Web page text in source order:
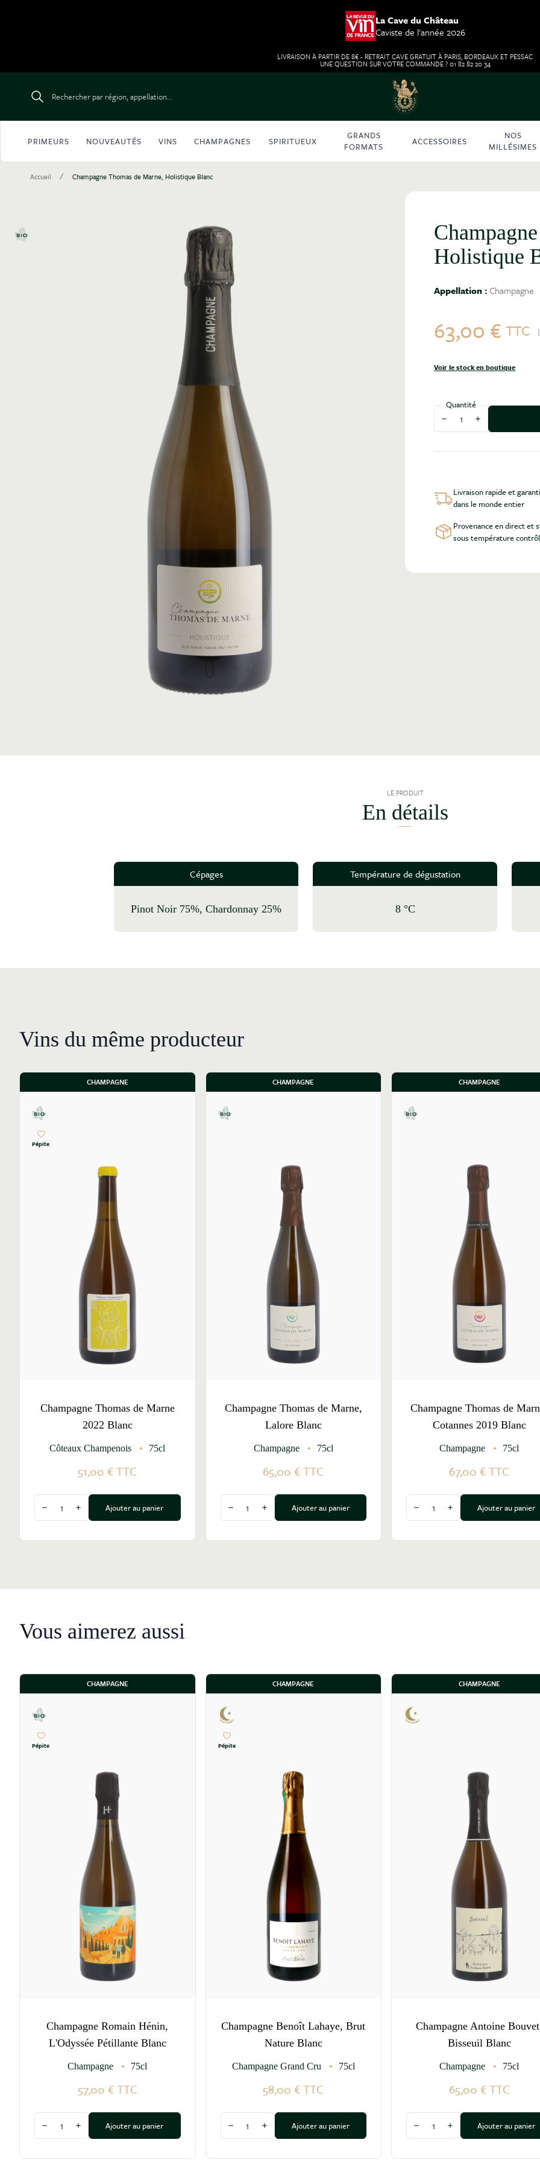
La Cave du Château
Caviste de l'année 2026
LIVRAISON À PARTIR DE 8€ - RETRAIT CAVE GRATUIT À PARIS, BORDEAUX ET PESSAC
UNE QUESTION SUR VOTRE COMMANDE ? 01 82 82 20 34
Rechercher par région, appellation...
PRIMEURS NOUVEAUTÉS VINS CHAMPAGNES SPIRITUEUX
GRANDS
FORMATS
ACCESSOIRES
NOS
MILLÉSIMES
Accueil / Champagne Thomas de Marne, Holistique Blanc
Holistique
Appellation :Champagne
63,00 € TTC
Voir le stock en boutique
Quantité
Diminuer la quantité
Augmenter la
Livraison rapide et
dans le monde entier
Provenance en direct et
sous température
LE PRODUIT
En détails
Cépages
Pinot Noir 75%, Chardonnay 25%
Température de dégustation
8 °C
Vins du même producteur
CHAMPAGNE
Pépite
Champagne Thomas de Marne
2022 Blanc
Côteaux Champenois 75cl
51,00 €TTC
Diminuer la quantité
Augmenter la quantité
Ajouter au panier
CHAMPAGNE
Champagne Thomas de Marne,
Lalore Blanc
Champagne 75cl
65,00 €TTC
Diminuer la quantité
Augmenter la quantité
Ajouter au panier
CHAMPAGNE
Champagne Thomas de
Cotannes 2019 Blanc
Champagne 75cl
67,00 € TTC
Diminuer la quantité
Augmenter la quantité
Ajouter au panier
Vous aimerez aussi
CHAMPAGNE
Pépite
Champagne Romain Hénin,
L'Odyssée Pétillante Blanc
Champagne 75cl
57,00 €TTC
Diminuer la quantité
Augmenter la quantité
Ajouter au panier
CHAMPAGNE
Pépite
Champagne Benoît Lahaye, Brut
Nature Blanc
Champagne Grand Cru 75cl
58,00 €TTC
Diminuer la quantité
Augmenter la quantité
Ajouter au panier
CHAMPAGNE
Champagne Antoine
Bisseuil Blanc
Champagne 75cl
65,00 €TTC
Diminuer la quantité
Augmenter la quantité
Ajouter au panier